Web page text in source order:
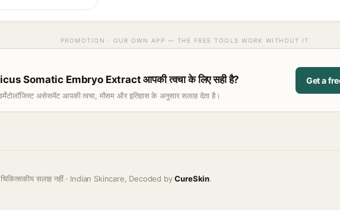
PROMOTION · OUR OWN APP — THE FREE TOOLS WORK WITHOUT IT
Somatic Embryo Extract आपकी त्वचा के लिए सही है?
असेसमेंट आपकी त्वचा, मौसम और इतिहास के अनुसार सलाह देता है।
Get a
सलाह नहीं · Indian Skincare, Decoded byCureSkin.